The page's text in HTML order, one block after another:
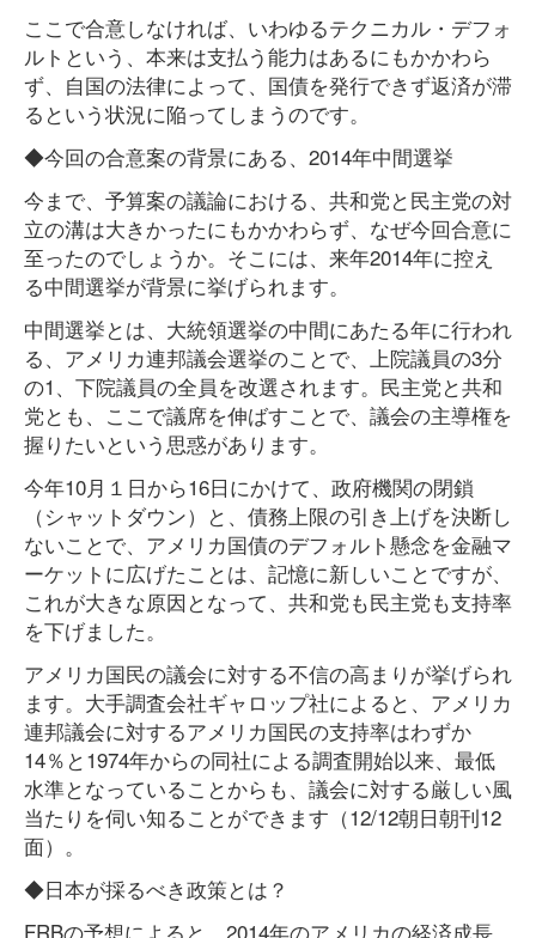
ここで合意しなければ、いわゆるテクニカル・デフォ
ルトという、本来は支払う能力はあるにもかかわら
ず、自国の法律によって、国債を発行できず返済が滞
るという状況に陥ってしまうのです。
◆今回の合意案の背景にある、2014年中間選挙
今まで、予算案の議論における、共和党と民主党の対
立の溝は大きかったにもかかわらず、なぜ今回合意に
至ったのでしょうか。そこには、来年2014年に控え
る中間選挙が背景に挙げられます。
中間選挙とは、大統領選挙の中間にあたる年に行われ
る、アメリカ連邦議会選挙のことで、上院議員の3分
の1、下院議員の全員を改選されます。民主党と共和
党とも、ここで議席を伸ばすことで、議会の主導権を
握りたいという思惑があります。
今年10月１日から16日にかけて、政府機関の閉鎖
（シャットダウン）と、債務上限の引き上げを決断し
ないことで、アメリカ国債のデフォルト懸念を金融マ
ーケットに広げたことは、記憶に新しいことですが、
これが大きな原因となって、共和党も民主党も支持率
を下げました。
アメリカ国民の議会に対する不信の高まりが挙げられ
ます。大手調査会社ギャロップ社によると、アメリカ
連邦議会に対するアメリカ国民の支持率はわずか
14％と1974年からの同社による調査開始以来、最低
水準となっていることからも、議会に対する厳しい風
当たりを伺い知ることができます（12/12朝日朝刊12
面）。
◆日本が採るべき政策とは？
FRBの予想によると、2014年のアメリカの経済成長